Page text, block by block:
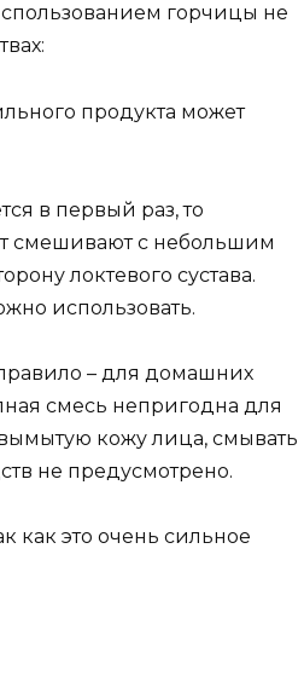
горчицы не
продукта может
в первый раз, то
смешивают с небольшим
локтевого сустава.
использовать.
– для домашних
смесь непригодна для
кожу лица, смывать
не предусмотрено.
как это очень сильное